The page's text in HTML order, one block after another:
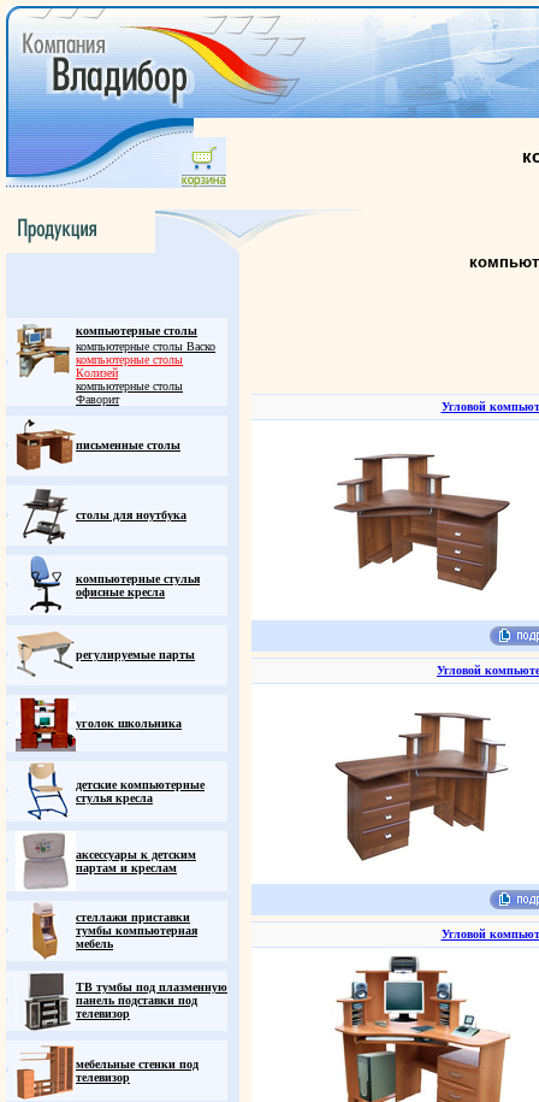
компьютерные столы
компьютерные столы Васко
компьютерные столы
Колизей
компьютерные столы
Фаворит
письменные столы
столы для ноутбука
компьютерные стулья
офисные кресла
регулируемые парты
уголок школьника
детские компьютерные
стулья кресла
аксессуары к детским
партам и креслам
стеллажи приставки
тумбы компьютерная
мебель
ТВ тумбы под плазменную
панель подставки под
телевизор
мебельные стенки под
телевизор
Угловой
Угловой
Угловой